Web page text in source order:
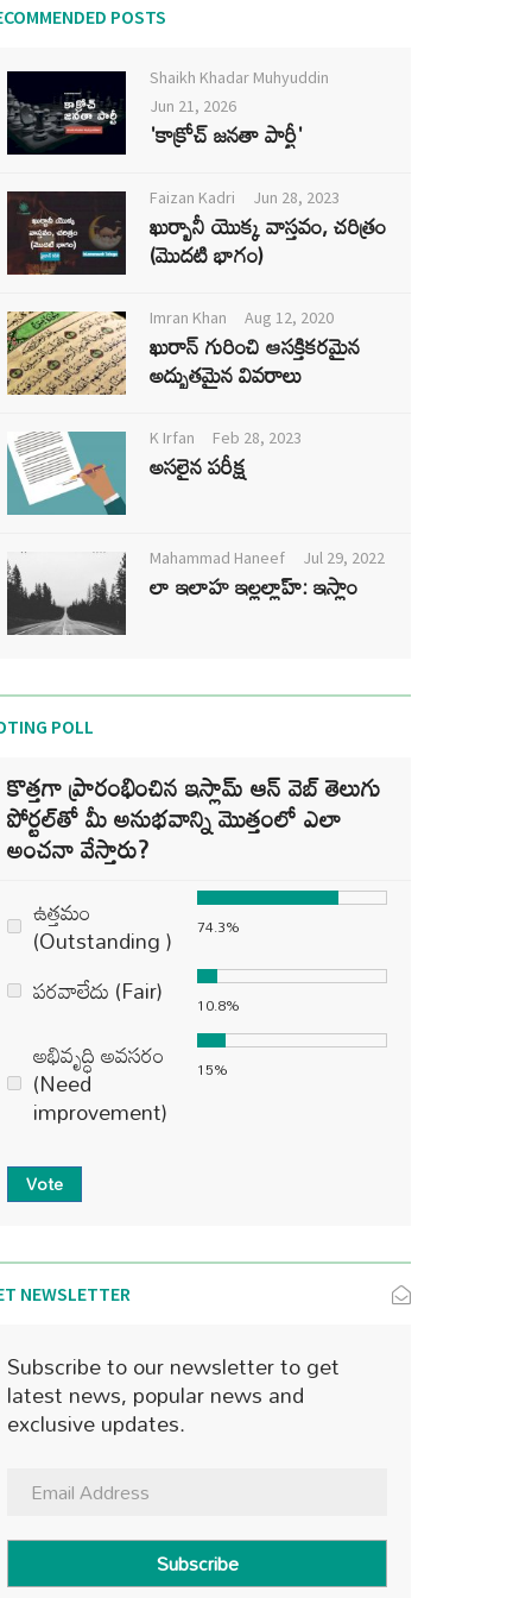
POSTS
Shaikh Khadar Muhyuddin
Jun 21, 2026
'కాక్రోచ్ జనతా పార్టీ'
Faizan Kadri Jun 28, 2023
ఖుర్బానీ యొక్క వాస్తవం, చరిత్రం
(మొదటి భాగం)
Imran Khan Aug 12, 2020
ఖురాన్ గురించి ఆసక్తికరమైన
అద్భుతమైన వివరాలు
K Irfan Feb 28, 2023
అసలైన పరీక్ష
Mahammad Haneef Jul 29, 2022
లా ఇలాహ ఇల్లల్లాహ్: ఇస్లాం
POLL
కొత్తగా ప్రారంభించిన ఇస్లామ్ ఆన్ వెబ్ తెలుగు
పోర్టల్‌తో మీ అనుభవాన్ని మొత్తంలో ఎలా
అంచనా వేస్తారు?
ఉత్తమం
(Outstanding ) 74.3%
పరవాలేదు (Fair) 10.8%
అభివృద్ధి అవసరం
(Need
improvement)
15%
Vote
NEWSLETTER
Subscribe to our newsletter to get
latest news, popular news and
exclusive updates.
Subscribe